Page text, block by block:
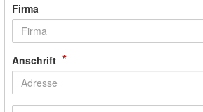
Firma
Anschrift *